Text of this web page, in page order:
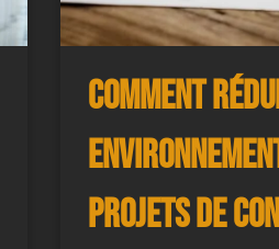
Comment
Projets de